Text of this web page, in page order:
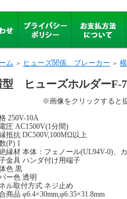
ム ＞ ヒューズ関係、ブレーカー ＞
型 ヒューズホルダーF-
画像をクリックすると拡大
250V-10A
圧 AC1500V(1分間)
抵抗 DC500V,100MΩ以上
(P) 1
縁材 本体：フェノール(UL94V-0)、
金具 ハンダ付け用端子
色 黒
ー色 透明
ル取付方式 ネジ止め
商品 φ6.4×30mm,φ6.35×31.8mm